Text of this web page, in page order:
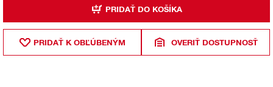
PRIDAŤ DO KOŠÍKA
PRIDAŤ K OBĽÚBENÝM OVERIŤ DOSTUPNOSŤ